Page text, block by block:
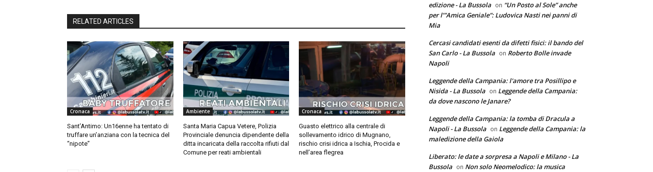
RELATED ARTICLES
Cronaca
Sant’Antimo: Un16enne ha tentato di
truffare un’anziana con la tecnica del
“nipote”
Ambiente
Santa Maria Capua Vetere, Polizia
Provinciale denuncia dipendente della
ditta incaricata della raccolta rifiuti dal
Comune per reati ambientali
Cronaca
Guasto elettrico alla centrale di
sollevamento idrico di Mugnano,
rischio crisi idrica a Ischia, Procida e
nell’area flegrea
edizione - La Bussola on “Un Posto al Sole” anche
per l’”Amica Geniale”: Ludovica Nasti nei panni di
Mia
Cercasi candidati esenti da difetti fisici: il bando del
San Carlo - La Bussola on Roberto Bolle invade
Napoli
Leggende della Campania: l'amore tra Posillipo e
Nisida - La Bussola on Leggende della Campania:
da dove nascono le Janare?
Leggende della Campania: la tomba di Dracula a
Napoli - La Bussola on Leggende della Campania: la
maledizione della Gaiola
Liberato: le date a sorpresa a Napoli e Milano - La
Bussola on Non solo Neomelodico: la musica